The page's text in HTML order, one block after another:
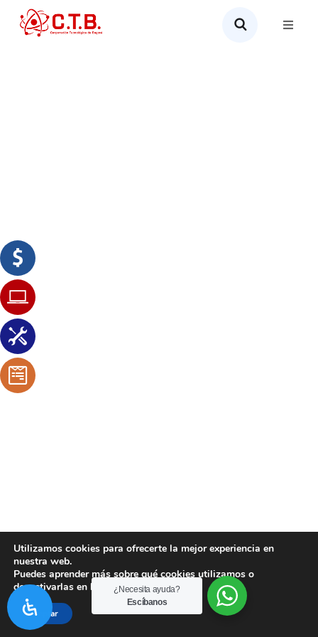
Utilizamos cookies para ofrecerte la mejor experiencia en
nuestra web.
Puedes aprender más sobre qué cookies utilizamos o
desactivarlas en los
ajustes.
Aceptar
¿Necesita ayuda?
Escíbanos